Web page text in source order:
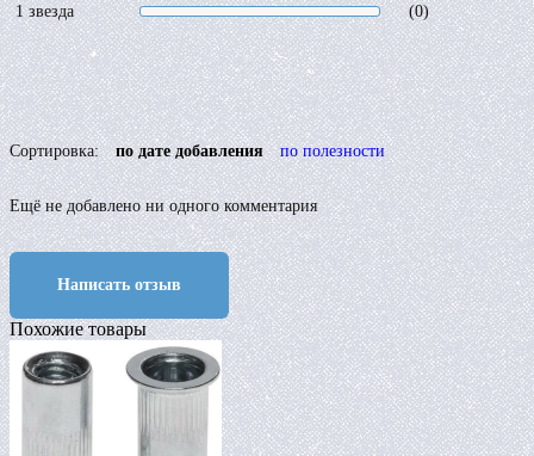
1 звезда
(0)
Сортировка: по дате добавления по полезности
Ещё не добавлено ни одного комментария
Написать отзыв
Похожие товары